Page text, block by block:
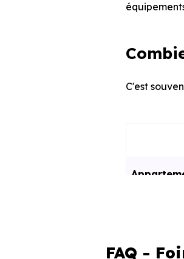
C'est
Ces prix
FAQ -